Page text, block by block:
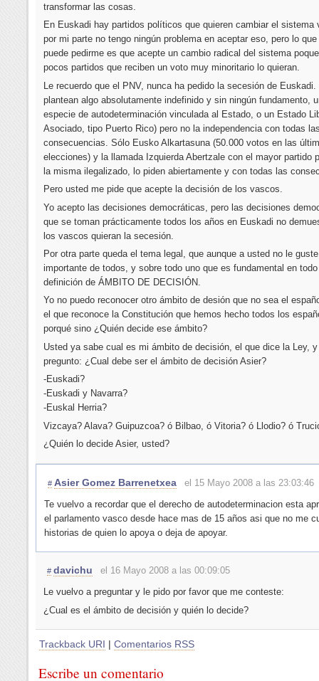
transformar las cosas.
En Euskadi hay partidos políticos que quieren cambiar el sistema
por mi parte no tengo ningún problema en aceptar eso, pero lo
puede pedirme es que acepte un cambio radical del sistema
pocos partidos que reciben un voto muy minoritario lo quieran.
Le recuerdo que el PNV, nunca ha pedido la secesión de Euskadi.
plantean algo absolutamente indefinido y sin ningún fundamento,
especie de autodeterminación vinculada al Estado, o un Estado
Asociado, tipo Puerto Rico) pero no la independencia con todas
consecuencias. Sólo Eusko Alkartasuna (50.000 votos en las
elecciones) y la llamada Izquierda Abertzale con el mayor partido
la misma ilegalizado, lo piden abiertamente y con todas las
Pero usted me pide que acepte la decisión de los vascos.
Yo acepto las decisiones democráticas, pero las decisiones
que se toman prácticamente todos los años en Euskadi no
los vascos quieran la secesión.
Por otra parte queda el tema legal, que aunque a usted no le
importante de todos, y sobre todo uno que es fundamental en
definición de ÁMBITO DE DECISIÓN.
Yo no puedo reconocer otro ámbito de desión que no sea el
el que reconoce la Constitución que hemos hecho todos los
porqué sino ¿Quién decide ese ámbito?
Usted ya sabe cual es mi ámbito de decisión, el que dice la Ley,
pregunto: ¿Cual debe ser el ámbito de decisión Asier?
-Euskadi?
-Euskadi y Navarra?
-Euskal Herria?
Vizcaya? Alava? Guipuzcoa? ó Bilbao, ó Vitoria? ó Llodio? ó
¿Quién lo decide Asier, usted?
# Asier Gomez Barrenetxea
el 15 Mayo 2008 a las 23:03:46
Te vuelvo a recordar que el derecho de autodeterminacion esta
el parlamento vasco desde hace mas de 15 años asi que no me
historias de quien lo apoya o deja de apoyar.
# davichu
el 16 Mayo 2008 a las 00:09:05
Le vuelvo a preguntar y le pido por favor que me conteste:
¿Cual es el ámbito de decisión y quién lo decide?
Trackback URI | Comentarios RSS
Escribe un comentario